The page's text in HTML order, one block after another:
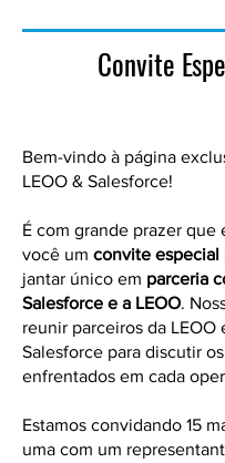
Convite
Bem-vindo à página
LEOO & Salesforce!
É com grande prazer que
você um convite especial
jantar único em parceria
Salesforce e a LEOO.
reunir parceiros da LEOO
Salesforce para discutir
enfrentados em cada
Estamos convidando 15
uma com um